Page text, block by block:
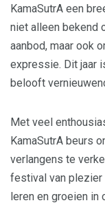
KamaSutrA een
niet alleen bekend
aanbod, maar ook
expressie. Dit jaar
belooft
Met veel
KamaSutrA beurs
verlangens te
festival van plezier
leren en groeien in